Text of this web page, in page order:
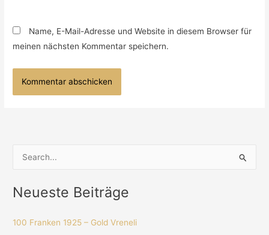
Name, E-Mail-Adresse und Website in diesem Browser für
meinen nächsten Kommentar speichern.
c
e
Neueste Beiträge
100 Franken 1925 – Gold Vreneli